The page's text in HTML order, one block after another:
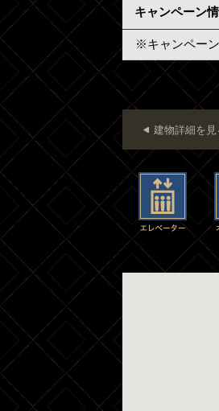
キャンペーン
※キャンペー
建物詳細を見